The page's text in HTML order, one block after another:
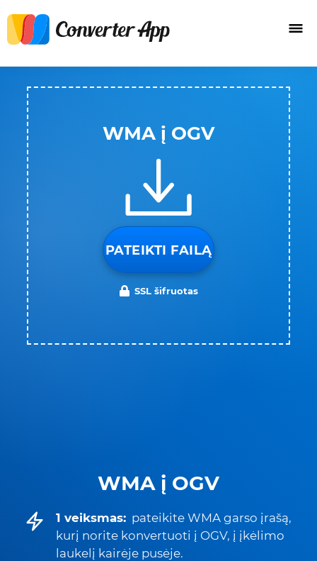
WMA į OGV
1 veiksmas: pateikite WMA garso įrašą,
kurį norite konvertuoti į OGV, į įkėlimo
laukelį kairėje pusėje.
WMA į OGV
PATEIKTI FAILĄ
SSL šifruotas